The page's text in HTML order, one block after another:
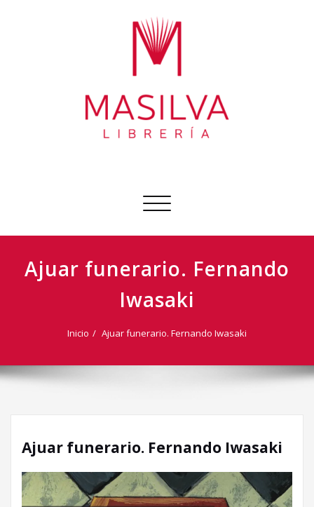
Cambiar
Ajuar funerario. Fernando
Iwasaki
Inicio Ajuar funerario. Fernando Iwasaki
Ajuar funerario. Fernando Iwasaki